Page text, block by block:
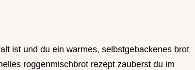
ist und du ein warmes, selbstgebackenes brot
roggenmischbrot rezept zauberst du im